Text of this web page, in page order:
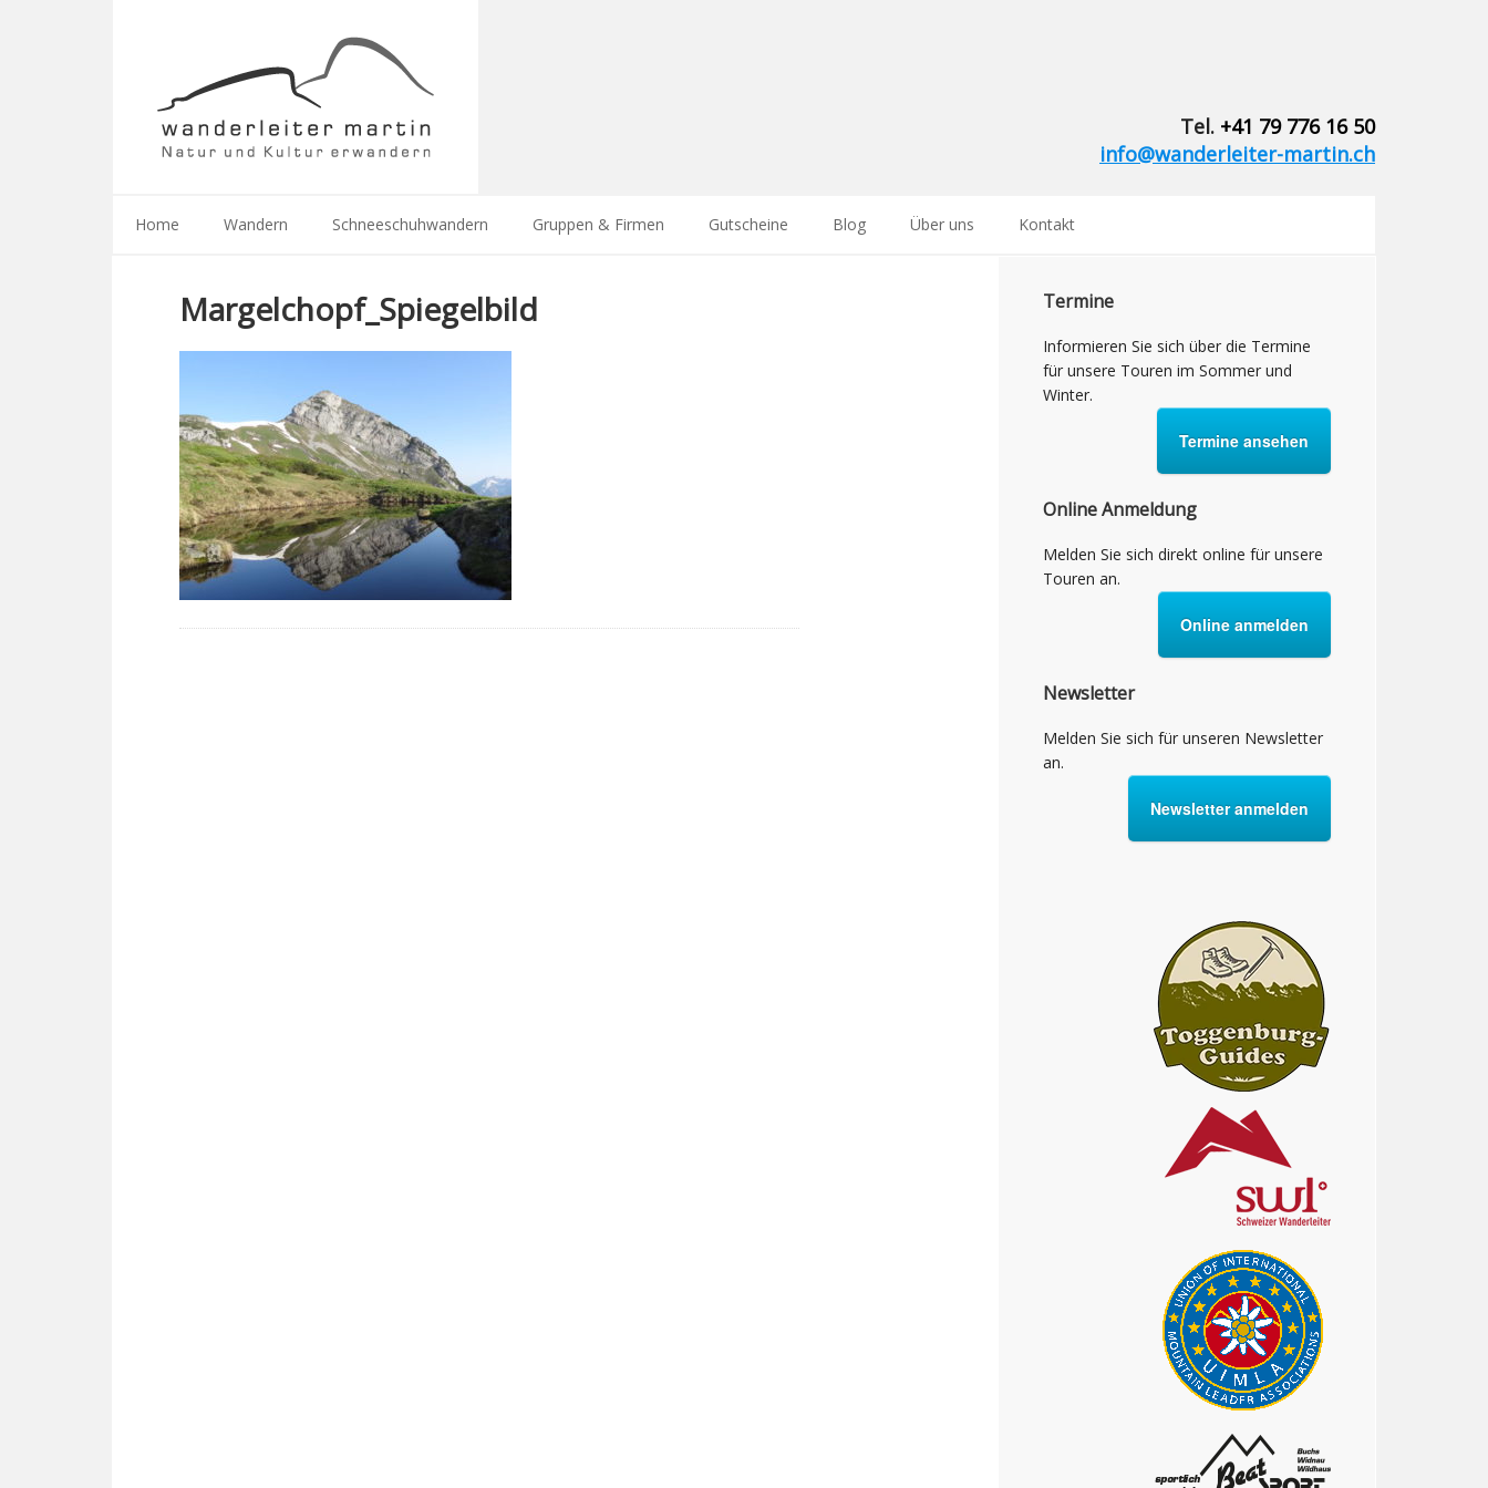
Tel. +41 79 776 16 50
info@wanderleiter-martin.ch
Home Wandern Schneeschuhwandern Gruppen & Firmen Gutscheine Blog Über uns Kontakt
Margelchopf_Spiegelbild Termine
Informieren Sie sich über die Termine
für unsere Touren im Sommer und
Winter.
Termine ansehen
Online Anmeldung
Melden Sie sich direkt online für unsere
Touren an.
Online anmelden
Newsletter
Melden Sie sich für unseren Newsletter
an.
Newsletter anmelden